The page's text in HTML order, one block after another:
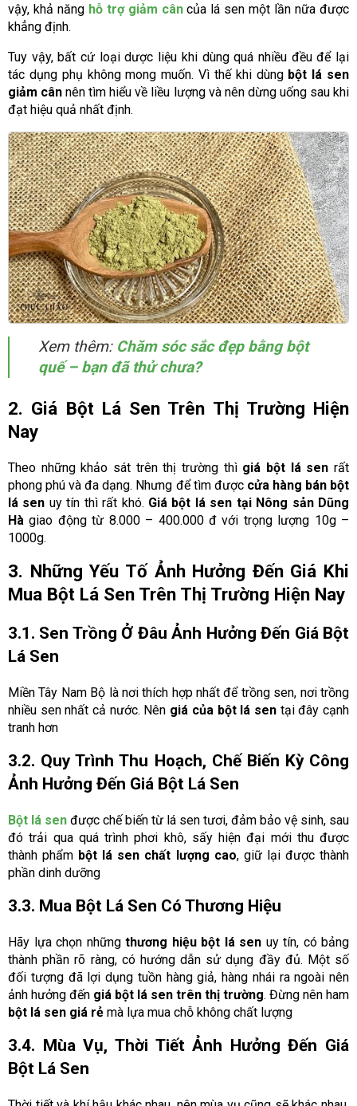
vậy, khả năng hỗ trợ giảm câncủa lá sen một lần nữa được
khẳng định.
Tuy vậy, bất cứ loại dược liệu khi dùng quá nhiều đều để lại
tác dụng phụ không mong muốn. Vì thế khi dùng bột lá sen
giảm cân nên tìm hiểu về liều lượng và nên dừng uống sau khi
đạt hiệu quả nhất định.
Xem thêm: Chăm sóc sắc đẹp bằng bột
quế – bạn đã thử chưa?
2. Giá Bột Lá Sen Trên Thị Trường Hiện
Nay
Theo những khảo sát trên thị trường thì giá bột lá sen rất
phong phú và đa dạng. Nhưng để tìm được cửa hàng bán bột
lá sen uy tín thì rất khó. Giá bột lá sen tại Nông sản Dũng
Hà giao động từ 8.000 – 400.000 đ với trọng lượng 10g –
1000g.
3. Những Yếu Tố Ảnh Hưởng Đến Giá Khi
Mua Bột Lá Sen Trên Thị Trường Hiện Nay
3.1. Sen Trồng Ở Đâu Ảnh Hưởng Đến Giá Bột
Lá Sen
Miền Tây Nam Bộ là nơi thích hợp nhất để trồng sen, nơi trồng
nhiều sen nhất cả nước. Nên giá của bột lá sentại đây cạnh
tranh hơn
3.2. Quy Trình Thu Hoạch, Chế Biến Kỳ Công
Ảnh Hưởng Đến Giá Bột Lá Sen
Bột lá sen được chế biến từ lá sen tươi, đảm bảo vệ sinh, sau
đó trải qua quá trình phơi khô, sấy hiện đại mới thu được
thành phẩm bột lá sen chất lượng cao, giữ lại được thành
phần dinh dưỡng
3.3. Mua Bột Lá Sen Có Thương Hiệu
Hãy lựa chọn những thương hiệu bột lá sen uy tín, có bảng
thành phần rõ ràng, có hướng dẫn sử dụng đầy đủ. Một số
đối tượng đã lợi dụng tuồn hàng giả, hàng nhái ra ngoài nên
ảnh hưởng đến giá bột lá sen trên thị trường. Đừng nên ham
bột lá sen giá rẻ mà lựa mua chỗ không chất lượng
3.4. Mùa Vụ, Thời Tiết Ảnh Hưởng Đến Giá
Bột Lá Sen